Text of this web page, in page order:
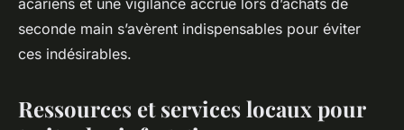
seconde main s’avèrent indispensables pour éviter
ces indésirables.
Ressources et services locaux pour